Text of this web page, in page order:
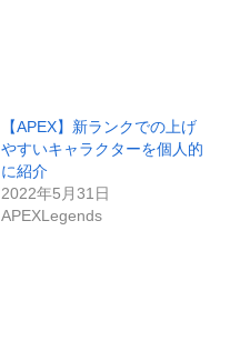
【APEX】新ランクでの上げ
やすいキャラクターを個人的
に紹介
2022年5月31日
APEXLegends